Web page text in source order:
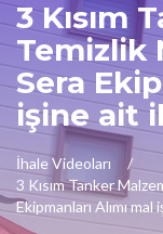
3 Kısım
Temizlik
Sera
işine ait
İhale Videoları
3 Kısım Tanker
Ekipmanları Alımı